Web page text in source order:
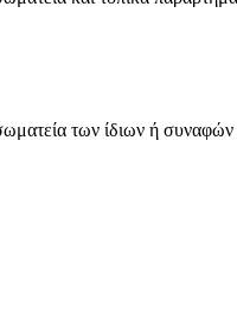
των ίδιων ή